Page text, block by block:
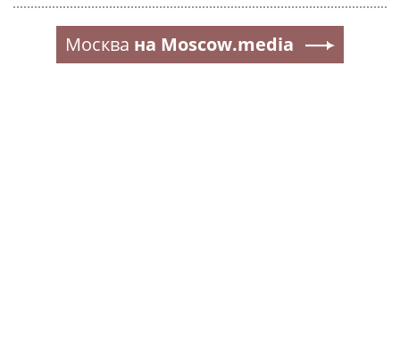
Москва на Moscow.media